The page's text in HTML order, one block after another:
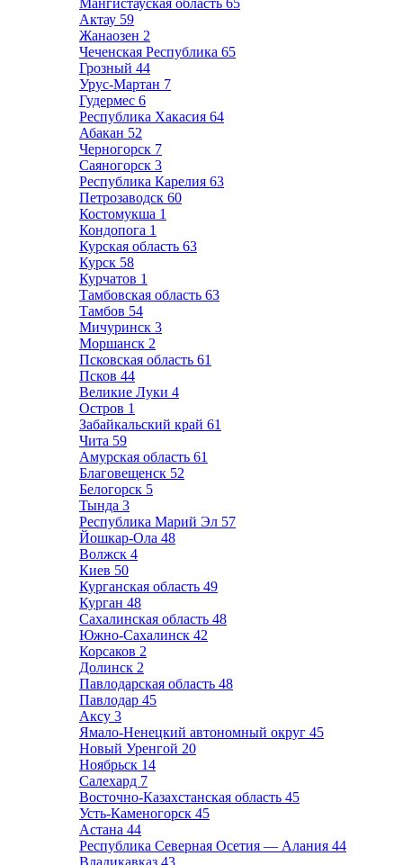
Мангистауская область 65
Актау 59
Жанаозен 2
Чеченская Республика 65
Грозный 44
Урус-Мартан 7
Гудермес 6
Республика Хакасия 64
Абакан 52
Черногорск 7
Саяногорск 3
Республика Карелия 63
Петрозаводск 60
Костомукша 1
Кондопога 1
Курская область 63
Курск 58
Курчатов 1
Тамбовская область 63
Тамбов 54
Мичуринск 3
Моршанск 2
Псковская область 61
Псков 44
Великие Луки 4
Остров 1
Забайкальский край 61
Чита 59
Амурская область 61
Благовещенск 52
Белогорск 5
Тында 3
Республика Марий Эл 57
Йошкар-Ола 48
Волжск 4
Киев 50
Курганская область 49
Курган 48
Сахалинская область 48
Южно-Сахалинск 42
Корсаков 2
Долинск 2
Павлодарская область 48
Павлодар 45
Аксу 3
Ямало-Ненецкий автономный округ 45
Новый Уренгой 20
Ноябрьск 14
Салехард 7
Восточно-Казахстанская область 45
Усть-Каменогорск 45
Астана 44
Республика Северная Осетия — Алания 44
Владикавказ 43